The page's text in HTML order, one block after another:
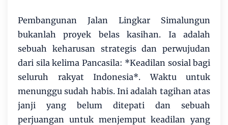
Pembangunan Jalan Lingkar Simalungun
bukanlah proyek belas kasihan. Ia adalah
sebuah keharusan strategis dan perwujudan
dari sila kelima Pancasila: *Keadilan sosial bagi
seluruh rakyat Indonesia*. Waktu untuk
menunggu sudah habis. Ini adalah tagihan atas
janji yang belum ditepati dan sebuah
perjuangan untuk menjemput keadilan yang